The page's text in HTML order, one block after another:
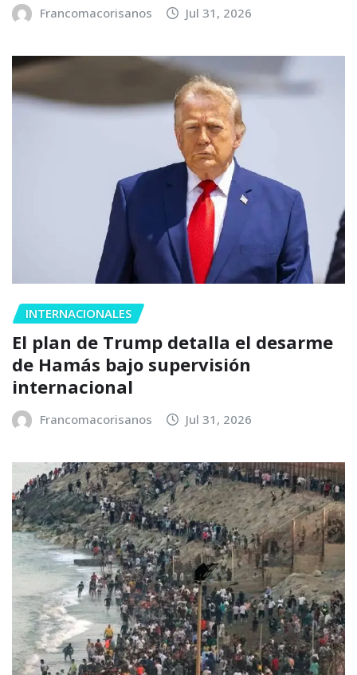
Francomacorisanos Jul 31, 2026
INTERNACIONALES
El plan de Trump detalla el desarme
de Hamás bajo supervisión
internacional
Francomacorisanos Jul 31, 2026